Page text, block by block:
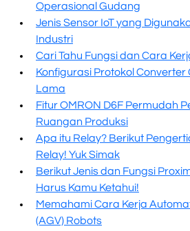
Operasional Gudang
Jenis Sensor IoT yang
Industri
Cari Tahu Fungsi dan Cara
Konfigurasi Protokol Converter
Lama
Fitur OMRON D6F Permudah
Ruangan Produksi
Apa itu Relay? Berikut
Relay! Yuk Simak
Berikut Jenis dan Fungsi
Harus Kamu Ketahui!
Memahami Cara Kerja
(AGV) Robots